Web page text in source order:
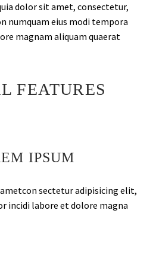
dolor sit amet, consectetur,
numquam eius modi tempora
magnam aliquam quaerat
FEATURES
IPSUM
sectetur adipisicing elit,
incidi labore et dolore magna